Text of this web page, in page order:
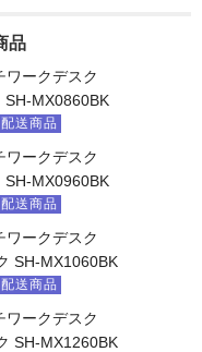
品
ワークデスク
MX0860BK
送商品
ワークデスク
MX0960BK
送商品
ワークデスク
SH-MX1060BK
送商品
ワークデスク
SH-MX1260BK